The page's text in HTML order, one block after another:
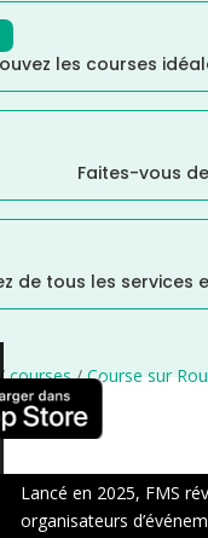
les courses
Faites-vous
de tous les
courses/Course sur
Lancé en 2025, FMS
organisateurs